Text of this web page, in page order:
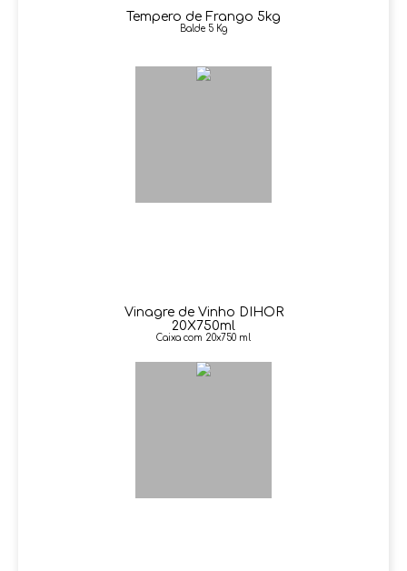
Tempero de Frango 5kg
Balde 5 Kg
Vinagre de Vinho DIHOR
20X750ml
Caixa com 20x750 ml